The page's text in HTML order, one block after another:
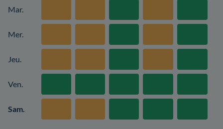
Mar.
Mer.
Jeu.
Ven.
Sam.